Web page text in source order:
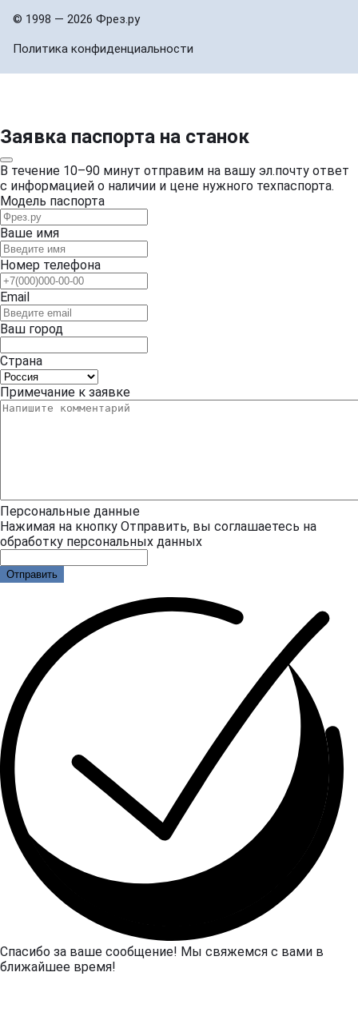
© 1998 — 2026 Фрез.ру
Политика конфиденциальности
Заявка паспорта на станок
В течение 10–90 минут отправим на вашу эл.почту ответ
с информацией о наличии и цене нужного техпаспорта.
Модель паспорта
Ваше имя
Номер телефона
Email
Ваш город
Страна
Примечание к заявке
Персональные данные
Нажимая на кнопку Отправить, вы соглашаетесь на
обработку персональных данных
Отправить
Спасибо за ваше сообщение! Мы свяжемся с вами в
ближайшее время!